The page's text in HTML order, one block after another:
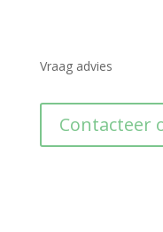
Vraag advies
Contacteer